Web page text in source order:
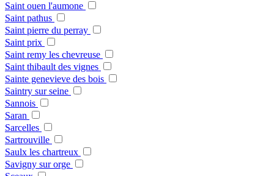
Saint ouen l'aumone
Saint pathus
Saint pierre du perray
Saint prix
Saint remy les chevreuse
Saint thibault des vignes
Sainte genevieve des bois
Saintry sur seine
Sannois
Saran
Sarcelles
Sartrouville
Saulx les chartreux
Savigny sur orge